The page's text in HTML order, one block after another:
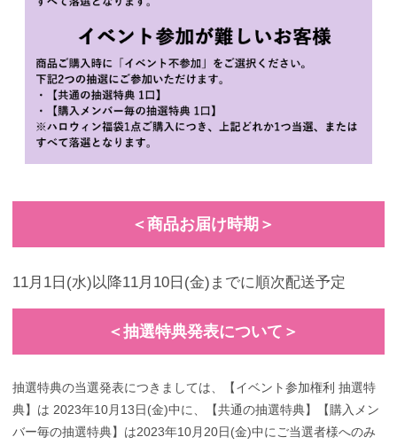
＜商品お届け時期＞
11月1日(水)以降11月10日(金)までに順次配送予定
＜抽選特典発表について＞
抽選特典の当選発表につきましては、【イベント参加権利 抽選特
典】は 2023年10月13日(金)中に、【共通の抽選特典】【購入メン
バー毎の抽選特典】は2023年10月20日(金)中にご当選者様へのみ